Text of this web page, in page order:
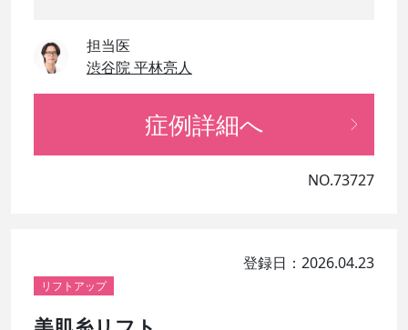
担当医
渋谷院 平林亮人
症例詳細へ
NO.73727
登録日：2026.04.23
リフトアップ